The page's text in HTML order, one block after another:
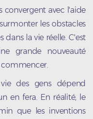
convergent avec l'aide
les obstacles
dans la vie réelle. C'est
grande nouveauté
commencer.
des gens dépend
en fera. En réalité, le
que les inventions